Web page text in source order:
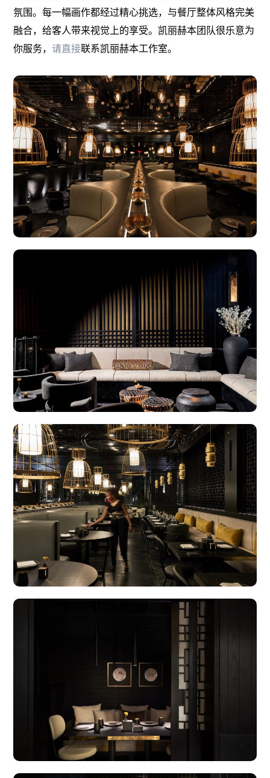
氛围。每一幅画作都经过精心挑选，与餐厅整体风格完美
融合，给客人带来视觉上的享受。凯丽赫本团队很乐意为
你服务，请直接联系凯丽赫本工作室。